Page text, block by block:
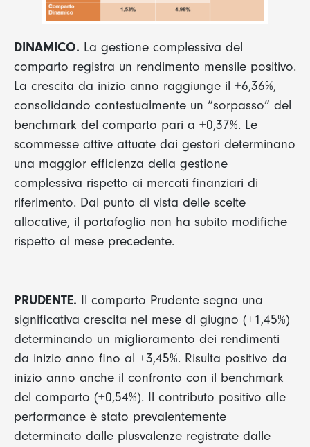
DINAMICO. La gestione complessiva del
comparto registra un rendimento mensile positivo.
La crescita da inizio anno raggiunge il +6,36%,
consolidando contestualmente un “sorpasso” del
benchmark del comparto pari a +0,37%. Le
scommesse attive attuate dai gestori determinano
una maggior efficienza della gestione
complessiva rispetto ai mercati finanziari di
riferimento. Dal punto di vista delle scelte
allocative, il portafoglio non ha subito modifiche
rispetto al mese precedente.
PRUDENTE. Il comparto Prudente segna una
significativa crescita nel mese di giugno (+1,45%)
determinando un miglioramento dei rendimenti
da inizio anno fino al +3,45%. Risulta positivo da
inizio anno anche il confronto con il benchmark
del comparto (+0,54%). Il contributo positivo alle
performance è stato prevalentemente
determinato dalle plusvalenze registrate dalle